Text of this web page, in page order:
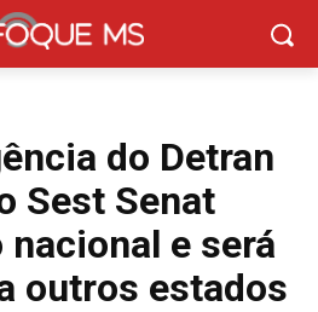
do Detran
Sest Senat
e será
outros estados